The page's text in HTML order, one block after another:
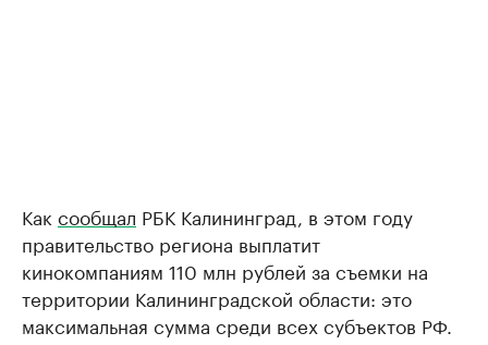
Как сообщал РБК Калининград, в этом году
правительство региона выплатит
кинокомпаниям 110 млн рублей за съемки на
территории Калининградской области: это
максимальная сумма среди всех субъектов РФ.